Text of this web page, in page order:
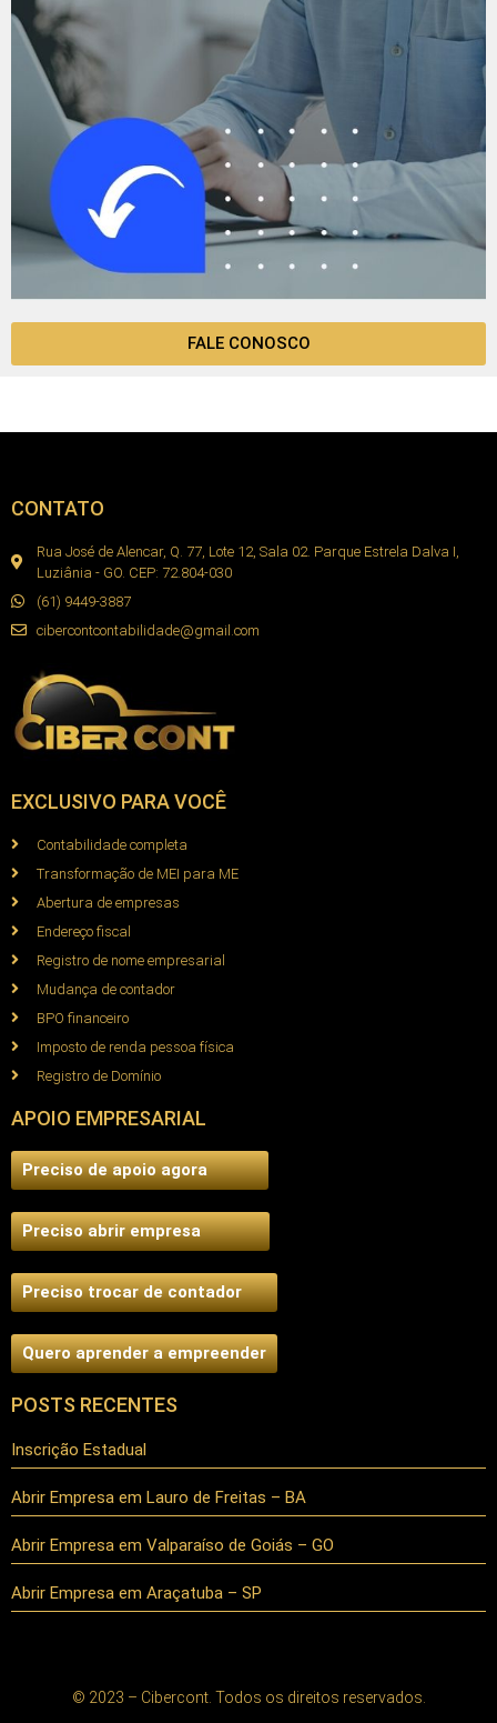
FALE CONOSCO
CONTATO
Rua José de Alencar, Q. 77, Lote 12, Sala 02. Parque Estrela Dalva I,
Luziânia - GO. CEP: 72.804-030
(61) 9449-3887
cibercontcontabilidade@gmail.com
EXCLUSIVO PARA VOCÊ
Contabilidade completa
Transformação de MEI para ME
Abertura de empresas
Endereço fiscal
Registro de nome empresarial
Mudança de contador
BPO financeiro
Imposto de renda pessoa física
Registro de Domínio
APOIO EMPRESARIAL
Preciso de apoio agora
Preciso abrir empresa
Preciso trocar de contador
Quero aprender a empreender
POSTS RECENTES
Inscrição Estadual
Abrir Empresa em Lauro de Freitas – BA
Abrir Empresa em Valparaíso de Goiás – GO
Abrir Empresa em Araçatuba – SP
© 2023 – Cibercont. Todos os direitos reservados.